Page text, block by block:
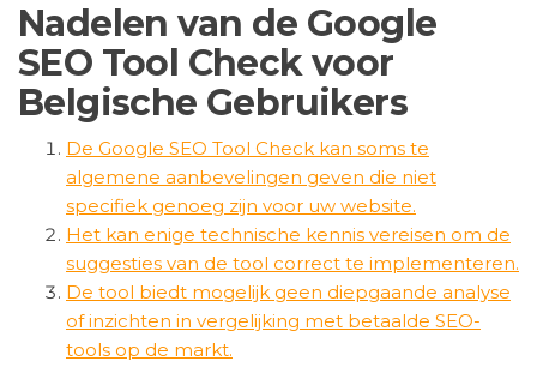
Nadelen van de Google
SEO Tool Check voor
Belgische Gebruikers
De Google SEO Tool Check kan soms te
algemene aanbevelingen geven die niet
specifiek genoeg zijn voor uw website.
Het kan enige technische kennis vereisen om de
suggesties van de tool correct te implementeren.
De tool biedt mogelijk geen diepgaande analyse
of inzichten in vergelijking met betaalde SEO-
tools op de markt.